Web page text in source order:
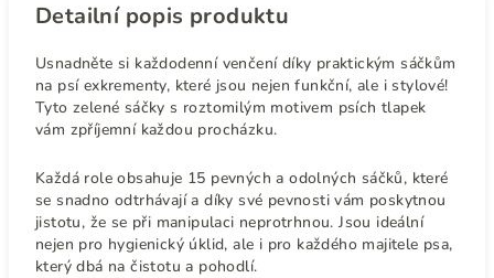
Detailní popis produktu
Usnadněte si každodenní venčení díky praktickým sáčkům
na psí exkrementy, které jsou nejen funkční, ale i stylové!
Tyto zelené sáčky s roztomilým motivem psích tlapek
vám zpříjemní každou procházku.
Každá role obsahuje 15 pevných a odolných sáčků, které
se snadno odtrhávají a díky své pevnosti vám poskytnou
jistotu, že se při manipulaci neprotrhnou. Jsou ideální
nejen pro hygienický úklid, ale i pro každého majitele psa,
který dbá na čistotu a pohodlí.